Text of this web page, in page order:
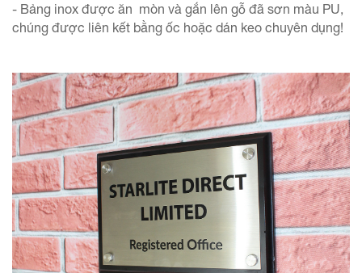
- Bảng inox được ăn mòn và gắn lên gỗ đã sơn màu PU,
chúng được liên kết bằng ốc hoặc dán keo chuyên dụng!